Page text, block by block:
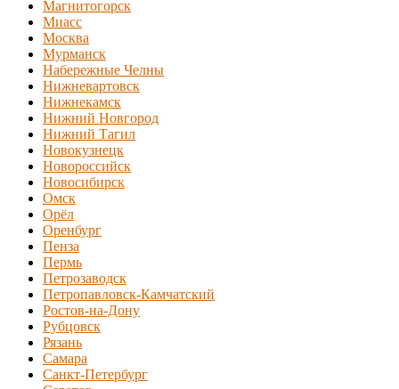
Магнитогорск
Миасс
Москва
Мурманск
Набережные Челны
Нижневартовск
Нижнекамск
Нижний Новгород
Нижний Тагил
Новокузнецк
Новороссийск
Новосибирск
Омск
Орёл
Оренбург
Пенза
Пермь
Петрозаводск
Петропавловск-Камчатский
Ростов-на-Дону
Рубцовск
Рязань
Самара
Санкт-Петербург